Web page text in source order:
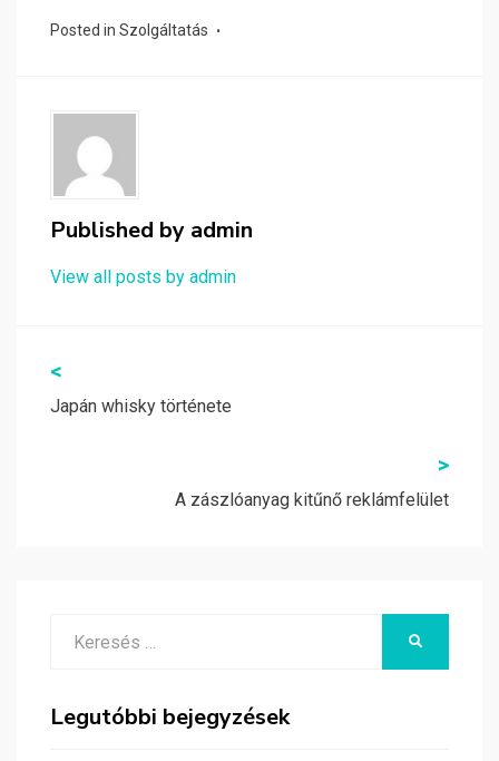
Posted in Szolgáltatás
Published by admin
View all posts by admin
Bejegyzés
navigáció
<
Japán whisky története
>
A zászlóanyag kitűnő reklámfelület
Legutóbbi bejegyzések